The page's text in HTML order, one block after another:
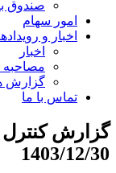
صندوق
امور سهام
اخبار و
اخبار
مصاحبه
گزارش
تماس با ما
گزارش کنترل
1403/12/30